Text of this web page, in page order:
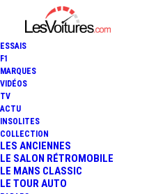
ESSAIS
F1
MARQUES
VIDÉOS
TV
ACTU
INSOLITES
COLLECTION
LES ANCIENNES
LE SALON RÉTROMOBILE
LE MANS CLASSIC
LE TOUR AUTO
NOMBREUSES
POUR LE